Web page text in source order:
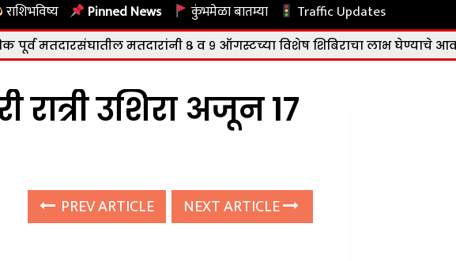
राशिभविष्य Pinned News कुंभमेळा बातम्या Traffic Updates
मतदारांनी ८ व ९ ऑगस्टच्या विशेष शिबिराचा लाभ घेण्याचे आवाहन |
उशिरा अजून 17
PREV ARTICLE NEXT ARTICLE